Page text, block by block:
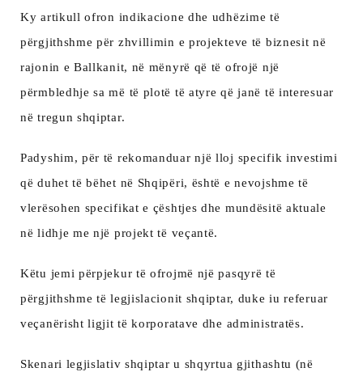
Ky artikull ofron indikacione dhe udhëzime të
përgjithshme për zhvillimin e projekteve të biznesit në
rajonin e Ballkanit, në mënyrë që të ofrojë një
përmbledhje sa më të plotë të atyre që janë të interesuar
në tregun shqiptar.
Padyshim, për të rekomanduar një lloj specifik investimi
që duhet të bëhet në Shqipëri, është e nevojshme të
vlerësohen specifikat e çështjes dhe mundësitë aktuale
në lidhje me një projekt të veçantë.
Këtu jemi përpjekur të ofrojmë një pasqyrë të
përgjithshme të legjislacionit shqiptar, duke iu referuar
veçanërisht ligjit të korporatave dhe administratës.
Skenari legjislativ shqiptar u shqyrtua gjithashtu (në